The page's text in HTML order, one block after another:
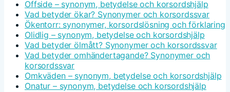
Offside – synonym, betydelse och korsordshjälp
Vad betyder ökar? Synonymer och korsordssvar
Ökentorr: synonymer, korsordslösning och förklaring
Olidlig – synonym, betydelse och korsordshjälp
Vad betyder ölmått? Synonymer och korsordssvar
Vad betyder omhändertagande? Synonymer och
korsordssvar
Omkväden – synonym, betydelse och korsordshjälp
Onatur – synonym, betydelse och korsordshjälp